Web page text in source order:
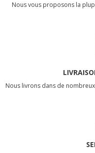
Nous vous proposons la
Nous livrons dans de